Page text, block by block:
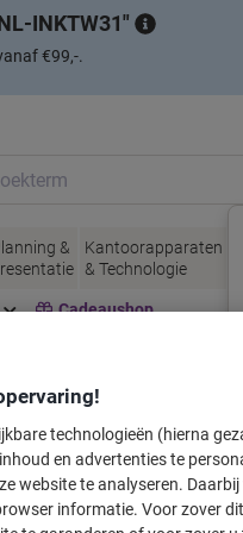
INKTW31
€99,-.
&
Kantoorapparaten
& Technologie
Cadeaushop
uw printer
en model uit de opties
technologieën (hierna
en advertenties te
website te analyseren.
informatie. Voor zover